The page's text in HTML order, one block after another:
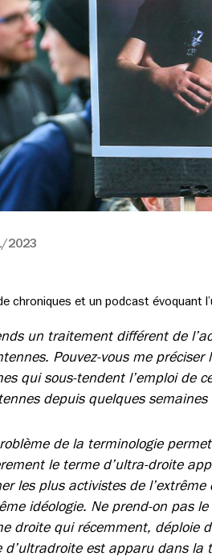
2023
chroniques et un podcast évoquant
un traitement différent de
Pouvez-vous me préciser
qui sous-tendent l’emploi de
depuis quelques semaines
de la terminologie
le terme d’ultra-droite
les plus activistes de
idéologie. Ne prend-on pas
droite qui récemment, déploie
d’ultradroite est apparu dans la